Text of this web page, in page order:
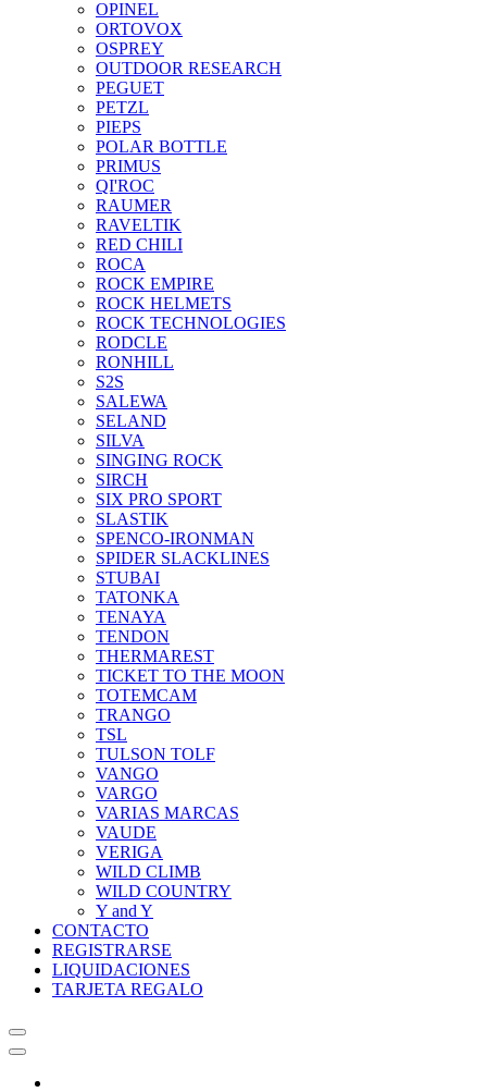
OPINEL
ORTOVOX
OSPREY
OUTDOOR RESEARCH
PEGUET
PETZL
PIEPS
POLAR BOTTLE
PRIMUS
QI'ROC
RAUMER
RAVELTIK
RED CHILI
ROCA
ROCK EMPIRE
ROCK HELMETS
ROCK TECHNOLOGIES
RODCLE
RONHILL
S2S
SALEWA
SELAND
SILVA
SINGING ROCK
SIRCH
SIX PRO SPORT
SLASTIK
SPENCO-IRONMAN
SPIDER SLACKLINES
STUBAI
TATONKA
TENAYA
TENDON
THERMAREST
TICKET TO THE MOON
TOTEMCAM
TRANGO
TSL
TULSON TOLF
VANGO
VARGO
VARIAS MARCAS
VAUDE
VERIGA
WILD CLIMB
WILD COUNTRY
Y and Y
CONTACTO
REGISTRARSE
LIQUIDACIONES
TARJETA REGALO